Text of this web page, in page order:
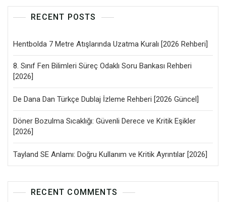
RECENT POSTS
Hentbolda 7 Metre Atışlarında Uzatma Kuralı [2026 Rehberi]
8. Sınıf Fen Bilimleri Süreç Odaklı Soru Bankası Rehberi
[2026]
De Dana Dan Türkçe Dublaj İzleme Rehberi [2026 Güncel]
Döner Bozulma Sıcaklığı: Güvenli Derece ve Kritik Eşikler
[2026]
Tayland SE Anlamı: Doğru Kullanım ve Kritik Ayrıntılar [2026]
RECENT COMMENTS